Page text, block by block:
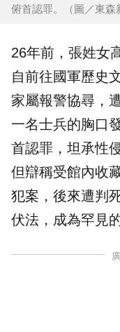
俯首認罪。（圖／東森
26年前，張姓女
自前往國軍歷史
家屬報警協尋，
一名士兵的胸口
首認罪，坦承性
但辯稱受館內收
犯案，後來遭判
伏法，成為罕見